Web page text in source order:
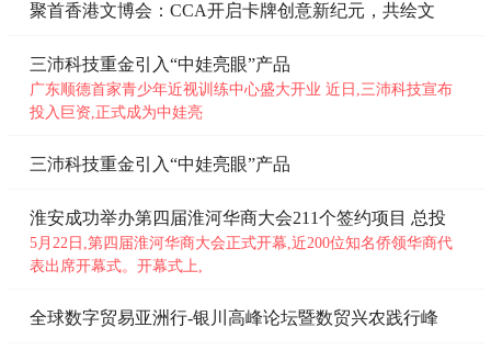
聚首香港文博会：CCA开启卡牌创意新纪元，共绘文
三沛科技重金引入“中娃亮眼”产品
广东顺德首家青少年近视训练中心盛大开业 近日,三沛科技宣布
投入巨资,正式成为中娃亮
三沛科技重金引入“中娃亮眼”产品
淮安成功举办第四届淮河华商大会211个签约项目 总投
资
5月22日,第四届淮河华商大会正式开幕,近200位知名侨领华商代
表出席开幕式。开幕式上,
全球数字贸易亚洲行-银川高峰论坛暨数贸兴农践行峰